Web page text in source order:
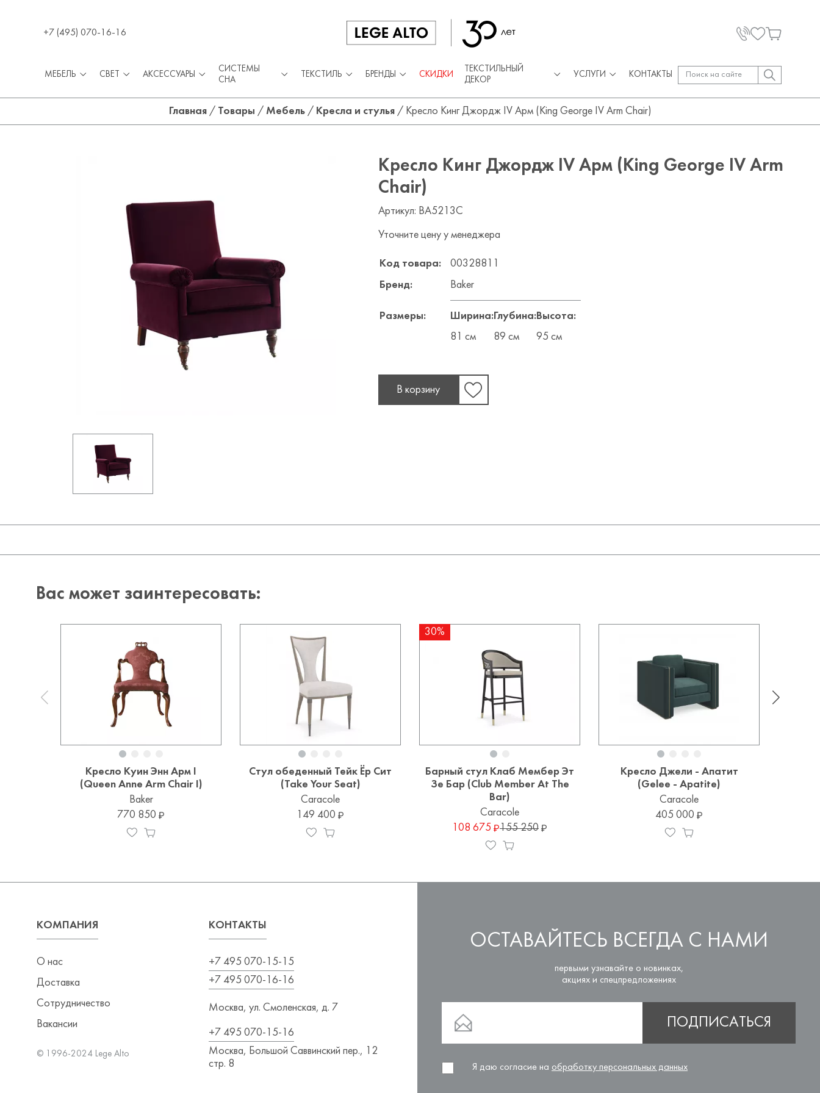
+7 (495) 070-16-16
МЕБЕЛЬ СВЕТ АКСЕССУАРЫ
СИСТЕМЫ
СНА
ТЕКСТИЛЬ БРЕНДЫ СКИДКИ
ТЕКСТИЛЬНЫЙ
ДЕКОР
УСЛУГИ КОНТАКТЫ
Главная/ Товары / Мебель/ Кресла и стулья/ Кресло Кинг Джордж IV Арм (King George IV Arm Chair)
Кресло Кинг Джордж IV Арм (King George IV Arm
Chair)
Артикул: BA5213C
Уточните цену у менеджера
Код товара: 00328811
Бренд: Baker
Размеры:
Ширина:
81 см
Глубина:
89 см
Высота:
95 см
В корзину
Вас может заинтересовать:
Кресло Куин Энн Арм I
(Queen Anne Arm Chair I)
Baker
770 850
Стул обеденный Тейк Ёр Сит
(Take Your Seat)
Caracole
149 400
30%
Барный стул Клаб Мембер Эт
Зе Бар (Club Member At The
Bar)
Caracole
108 675
155 250
Кресло Джели - Апатит
(Gelee - Apatite)
Caracole
405 000
КОМПАНИЯ
О нас
Доставка
Сотрудничество
Вакансии
© 1996-2024 Lege Alto
КОНТАКТЫ
+7 495 070-15-15
+7 495 070-16-16
Москва, ул. Смоленская, д. 7
+7 495 070-15-16
Москва, Большой Саввинский пер., 12
стр. 8
ОСТАВАЙТЕСЬ ВСЕГДА С НАМИ
первыми узнавайте о новинках,
акциях и спецпредложениях
ПОДПИСАТЬСЯ
Я даю согласие на обработку персональных данных